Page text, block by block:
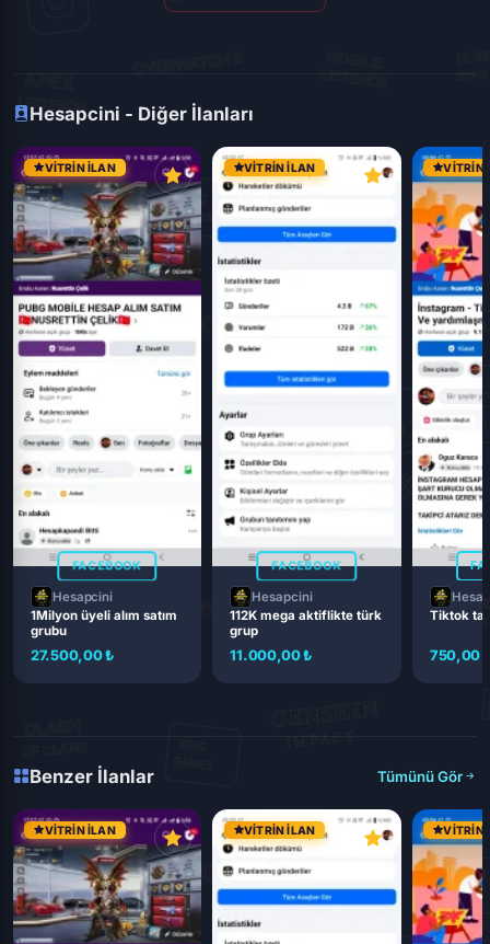
Hesapcini - Diğer İlanları
VITRIN İLAN
FACEBOOK
Hesapcini
1Milyon üyeli alım satım
grubu
27.500,00 ₺
VITRIN İLAN
FACEBOOK
Hesapcini
112K mega aktiflikte türk
grup
11.000,00 ₺
VITRIN
Tiktok
750,00
Benzer İlanlar Tümünü Gör
VITRIN İLAN VITRIN İLAN VITRIN